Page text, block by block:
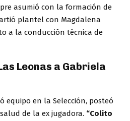
asumió con la formación de
plantel con Magdalena
a la conducción técnica de
Leonas a Gabriela
equipo en la Selección, posteó
de la ex jugadora. “Colito